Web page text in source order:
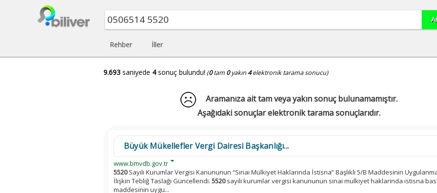
Rehber İller
9.693 saniyede 4sonuç bulundu! (0tam 0yakın4elektronik tarama sonucu)
Aramanıza ait tam veya yakın sonuç bulunamamıştır.
Aşağıdaki sonuçlar elektronik tarama sonuçlarıdır.
Büyük Mükellefler Vergi Dairesi Başkanlığı...
www.bmvdb.gov.tr
5520Sayılı Kurumlar Vergisi Kanununun “Sınai Mülkiyet Haklarında İstisna” Başlıklı 5/B Maddesinin
İlişkin Tebliğ Taslağı Güncellendi. 5520sayili kurumlar vergisi kanununun sinai mulkiyet haklarinda istisna
maddesinin uygu...